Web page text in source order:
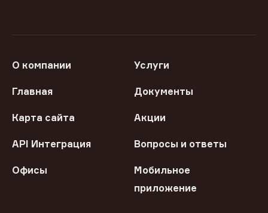
О компании Услуги
Главная Документы
Карта сайта Акции
API Интеграция Вопросы и ответы
Офисы
Мобильное
приложение